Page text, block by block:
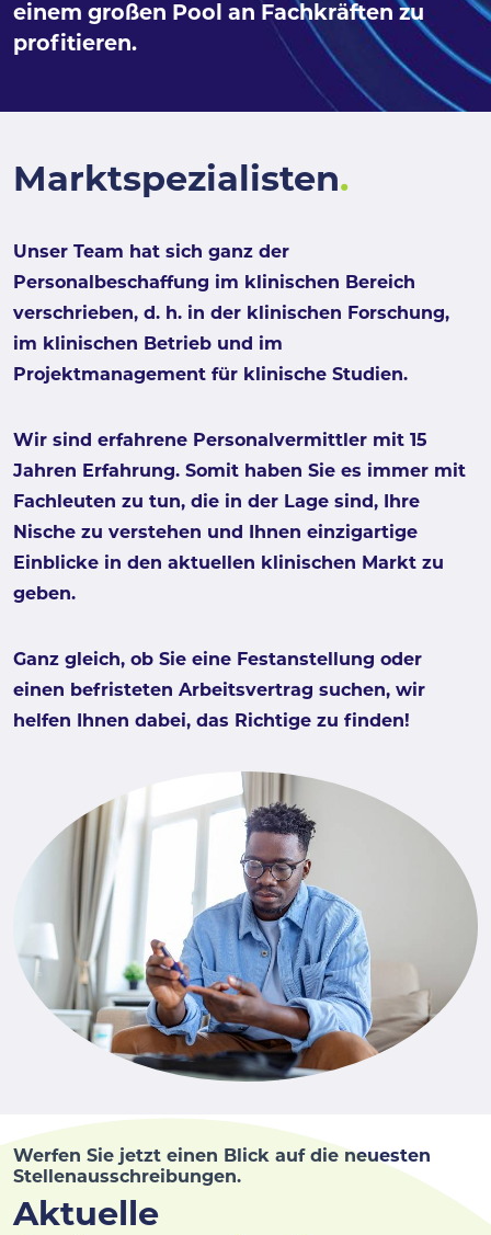
einem großen Pool an Fachkräften zu
profitieren.
Marktspezialisten.
Unser Team hat sich ganz der
Personalbeschaffung im klinischen Bereich
verschrieben, d. h. in der klinischen Forschung,
im klinischen Betrieb und im
Projektmanagement für klinische Studien.
Wir sind erfahrene Personalvermittler mit 15
Jahren Erfahrung. Somit haben Sie es immer mit
Fachleuten zu tun, die in der Lage sind, Ihre
Nische zu verstehen und Ihnen einzigartige
Einblicke in den aktuellen klinischen Markt zu
geben.
Ganz gleich, ob Sie eine Festanstellung oder
einen befristeten Arbeitsvertrag suchen, wir
helfen Ihnen dabei, das Richtige zu finden!
Werfen Sie jetzt einen Blick auf die neuesten
Stellenausschreibungen.
Aktuelle